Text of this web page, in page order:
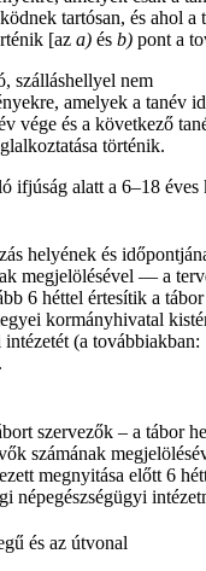
tartósan, és ahol a
[az a) és b) pont a
szálláshellyel nem
amelyek a tanév
vége és a következő
történik.
ifjúság alatt a 6–18
helyének és
megjelölésével — a
6 héttel értesítik a tábor
kormányhivatal
(a továbbiakban:
szervezők – a tábor
számának
megnyitása előtt 6
népegészségügyi
és az útvonal